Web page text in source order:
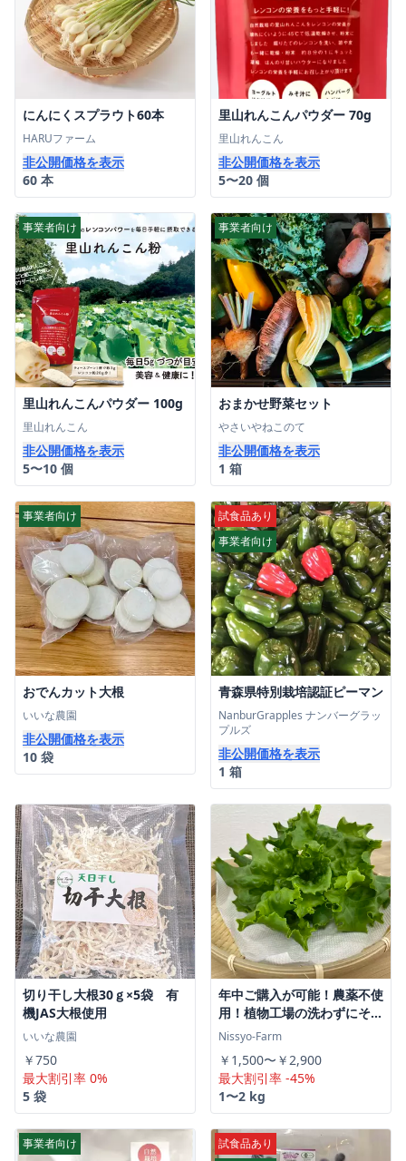
にんにくスプラウト60本
HARUファーム
非公開価格を表示
60 本
里山れんこんパウダー 70g
里山れんこん
非公開価格を表示
5〜20 個
事業者向け
里山れんこんパウダー 100g
里山れんこん
非公開価格を表示
5〜10 個
事業者向け
おまかせ野菜セット
やさいやねこのて
非公開価格を表示
1 箱
事業者向け
おでんカット大根
いいな農園
非公開価格を表示
10 袋
試食品あり
事業者向け
青森県特別栽培認証ピーマン
NanburGrapples ナンバーグラッ
プルズ
非公開価格を表示
1 箱
切り干し大根30ｇ×5袋 有
機JAS大根使用
いいな農園
￥750
最大割引率 0%
5 袋
年中ご購入が可能！農薬不使
用！植物工場の洗わずにその
まま食べれる「キレイな」リ
ーフレタス【大ぶり10株入
り 1株平均100g】クリーン
ルームで水耕栽培！
Nissyo-Farm
￥1,500〜￥2,900
最大割引率 -45%
1〜2 kg
事業者向け
試食品あり